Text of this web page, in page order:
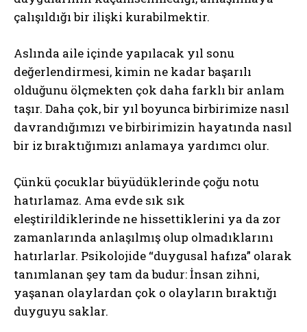
çalışıldığı bir ilişki kurabilmektir.
Aslında aile içinde yapılacak yıl sonu
değerlendirmesi, kimin ne kadar başarılı
olduğunu ölçmekten çok daha farklı bir anlam
taşır. Daha çok, bir yıl boyunca birbirimize nasıl
davrandığımızı ve birbirimizin hayatında nasıl
bir iz bıraktığımızı anlamaya yardımcı olur.
Çünkü çocuklar büyüdüklerinde çoğu notu
hatırlamaz. Ama evde sık sık
eleştirildiklerinde ne hissettiklerini ya da zor
zamanlarında anlaşılmış olup olmadıklarını
hatırlarlar. Psikolojide “duygusal hafıza” olarak
tanımlanan şey tam da budur: İnsan zihni,
yaşanan olaylardan çok o olayların bıraktığı
duyguyu saklar.